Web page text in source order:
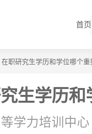
首页
在职研究生学历和学位哪个重
生学历
学力培训中心